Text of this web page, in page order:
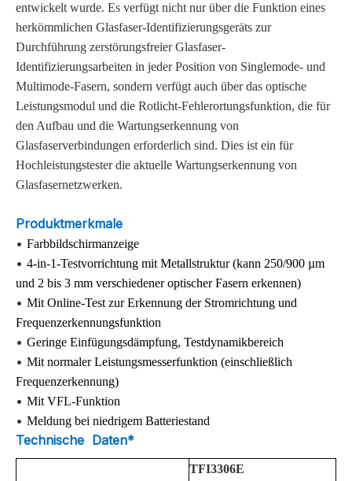
entwickelt wurde. Es verfügt nicht nur über die Funktion eines
herkömmlichen Glasfaser-Identifizierungsgeräts zur
Durchführung zerstörungsfreier Glasfaser-
Identifizierungsarbeiten in jeder Position von Singlemode- und
Multimode-Fasern, sondern verfügt auch über das optische
Leistungsmodul und die Rotlicht-Fehlerortungsfunktion, die für
den Aufbau und die Wartungserkennung von
Glasfaserverbindungen erforderlich sind. Dies ist ein für
Hochleistungstesterdie aktuelle Wartungserkennung von
Glasfasernetzwerken.
Produktmerkmale
• Farbbildschirmanzeige
• 4-in-1-Testvorrichtung mit Metallstruktur (kann 250/900 µm
und 2 bis 3 mm verschiedener optischer Fasern erkennen)
• Mit Online-Test zur Erkennung der Stromrichtung und
Frequenzerkennungsfunktion
• Geringe Einfügungsdämpfung, Testdynamikbereich
• Mit normaler Leistungsmesserfunktion (einschließlich
Frequenzerkennung)
• Mit VFL-Funktion
• Meldung bei niedrigem Batteriestand
Technische Daten*
TFI3306E